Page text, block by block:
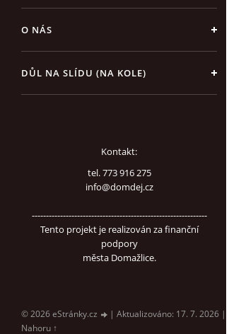
O NÁS
DŮL NA SLÍDU (NA KOLE)
Kontakt:
tel. 773 916 275
info@domdej.cz
--------------------------------------------------------------
Tento projekt je realizován za finanční
podpory
města Domažlice.
© 2026 eStránky.cz | Aktualizováno: 17. 7. 2026 |
Nahoru ↑